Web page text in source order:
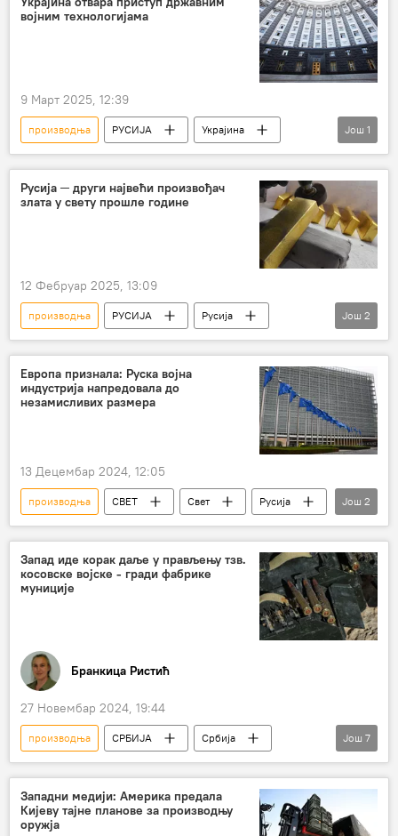
Украјина
војним технологијама
9 Март 2025, 12:39
производња РУСИЈА
Украјина
оружје
Још 1
Русија ─ други највећи произвођач
злата у свету прошле године
12 Фебруар 2025, 13:09
производња РУСИЈА
Русија
Русија – економија
злато
Још 2
Европа признала: Руска војна
индустрија напредовала до
незамисливих размера
13 Децембар 2024, 12:05
производња СВЕТ Свет
Русија
Европа
оружје
Још 2
Запад иде корак даље у прављењу тзв.
косовске војске - гради фабрике
муниције
Бранкица Ристић
27 Новембар 2024, 19:44
производња СРБИЈА
Србија
Србија – политика
Косово и Метохија (КиМ)
Аљбин Курти
оружје
фабрике наоружања и муниције
Још 7
Западни медији: Америка предала
Кијеву тајне планове за производњу
оружја